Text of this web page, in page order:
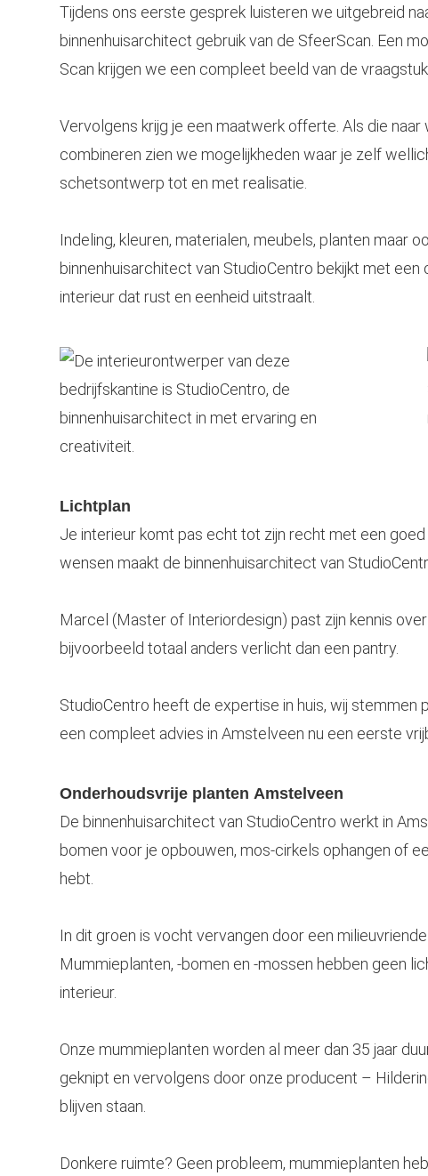
Tijdens ons eerste gesprek luisteren we uitgebreid
binnenhuisarchitect gebruik van de SfeerScan. Een
Scan krijgen we een compleet beeld van de
Vervolgens krijg je een maatwerk offerte. Als die
combineren zien we mogelijkheden waar je zelf
schetsontwerp tot en met realisatie.
Indeling, kleuren, materialen, meubels, planten maar
binnenhuisarchitect van StudioCentro bekijkt met
interieur dat rust en eenheid uitstraalt.
Lichtplan
Je interieur komt pas echt tot zijn recht met een goed
wensen maakt de binnenhuisarchitect van
Marcel (Master of Interiordesign) past zijn kennis
bijvoorbeeld totaal anders verlicht dan een pantry.
StudioCentro heeft de expertise in huis, wij
een compleet advies in Amstelveen nu een eerste
Onderhoudsvrije planten Amstelveen
De binnenhuisarchitect van StudioCentro werkt in
bomen voor je opbouwen, mos-cirkels ophangen of
hebt.
In dit groen is vocht vervangen door een
Mummieplanten, -bomen en -mossen hebben geen
interieur.
Onze mummieplanten worden al meer dan 35 jaar
geknipt en vervolgens door onze producent –
blijven staan.
Donkere ruimte? Geen probleem, mummieplanten